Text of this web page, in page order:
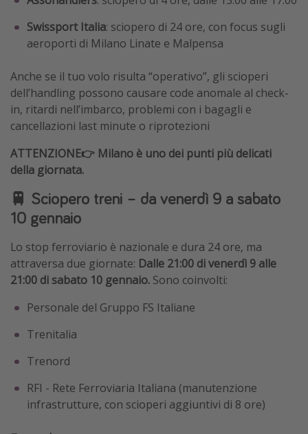
Swissport Italia: sciopero di 24 ore, con focus sugli
aeroporti di Milano Linate e Malpensa
Anche se il tuo volo risulta “operativo”, gli scioperi
dell’handling possono causare code anomale al check-
in, ritardi nell’imbarco, problemi con i bagagli e
cancellazioni last minute o riprotezioni
ATTENZIONE👉 Milano è uno dei punti più delicati
della giornata.
🚆 Sciopero treni – da venerdì 9 a sabato
10 gennaio
Lo stop ferroviario è nazionale e dura 24 ore, ma
attraversa due giornate: Dalle 21:00 di venerdì 9 alle
21:00 di sabato 10 gennaio. Sono coinvolti:
Personale del Gruppo FS Italiane
Trenitalia
Trenord
RFI - Rete Ferroviaria Italiana (manutenzione
infrastrutture, con scioperi aggiuntivi di 8 ore)